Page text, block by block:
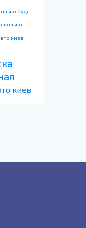
будет
сколько
киев
киев